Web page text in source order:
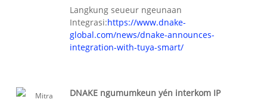
Langkung seueur ngeunaan
Integrasi:https://www.dnake-
global.com/news/dnake-announces-
integration-with-tuya-smart/
DNAKE ngumumkeun yén interkom IP